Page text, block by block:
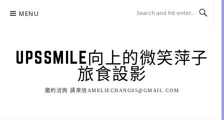
MENU
UPSSMILE向上的微笑萍子
旅食設影
邀約洽詢 請來信AMELIECHANG05@GMAIL.COM